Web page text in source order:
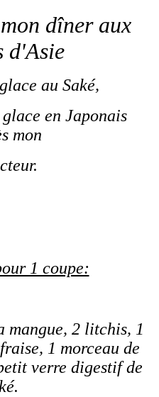
dîner aux
d'Asie
au Saké,
en Japonais
mon
1 coupe:
mangue, 2 litchis, 1
1 morceau de
verre digestif de